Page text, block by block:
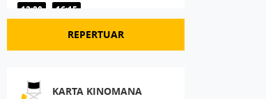
12:00 16:15
Ostatni konsjerż
14:45 18:45
20:30
REPERTUAR
KARTA KINOMANA